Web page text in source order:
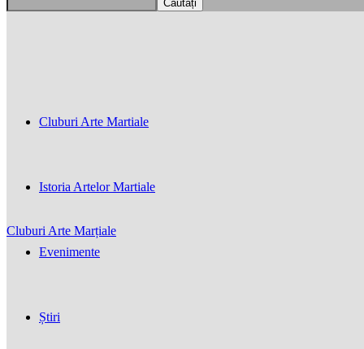
Cluburi Arte Marțiale
Cluburi Arte Martiale
Istoria Artelor Martiale
Evenimente
Știri